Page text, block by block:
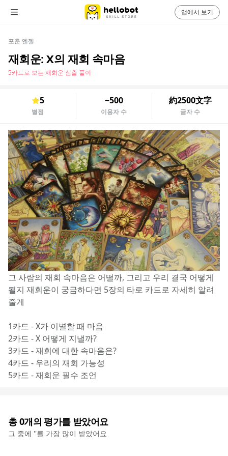
포춘 엔젤
재회운: X의 재회 속마음
5카드로 보는 재회운 심츨 풀이
5
별점
~500
이용자 수
約2500文字
글자 수
그 사람의 재회 속마음은 어떨까, 그리고 우리 결국 어떻게
될지 재회운이 궁금하다면 5장의 타로 카드로 자세히 알려
줄게
1카드 - X가 이별할 때 마음
2카드 - X 어떻게 지낼까?
3카드 - 재회에 대한 속마음은?
4카드 - 우리의 재회 가능성
5카드 - 재회운 필수 조언
총0개의 평가를 받았어요
그 중에 ''를 가장 많이 받았어요
앱에서 보기